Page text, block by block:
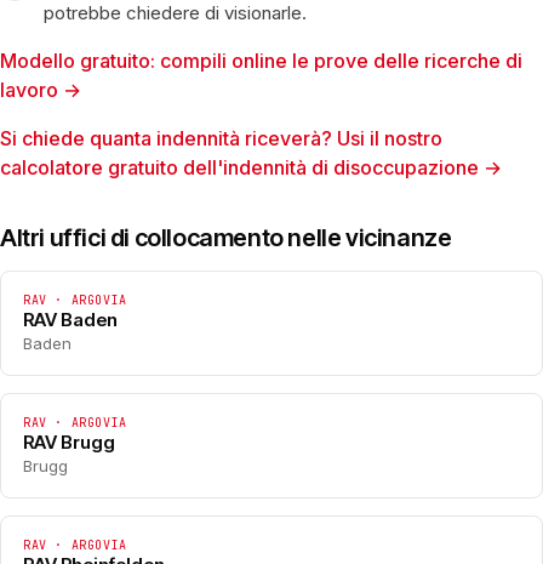
potrebbe chiedere di visionarle.
Modello gratuito: compili online le prove delle ricerche di
lavoro →
Si chiede quanta indennità riceverà? Usi il nostro
calcolatore gratuito dell'indennità di disoccupazione →
Altri uffici di collocamento nelle vicinanze
RAV · ARGOVIA
RAV Baden
Baden
RAV · ARGOVIA
RAV Brugg
Brugg
RAV · ARGOVIA